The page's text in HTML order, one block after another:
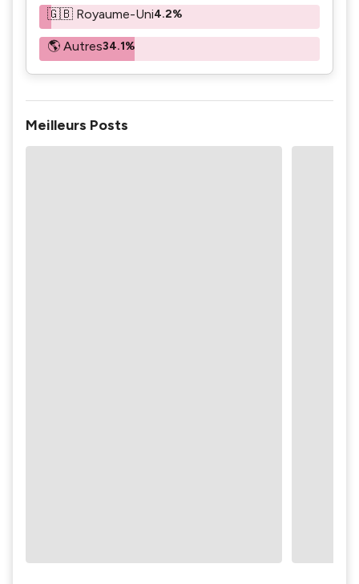
🇬🇧 Royaume-Uni4.2%
🌎 Autres34.1%
Meilleurs Posts